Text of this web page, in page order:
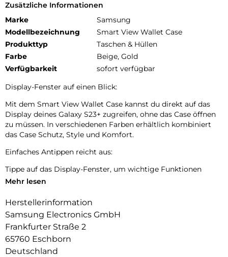
Zusätzliche Informationen
Marke
Samsung
Modellbezeichnung
Smart View Wallet Case
Produkttyp
Taschen & Hüllen
Farbe
Beige, Gold
Verfügbarkeit
sofort verfügbar
Display-Fenster auf einen Blick:
Mit dem Smart View Wallet Case kannst du direkt auf das
Display deines Galaxy S23+ zugreifen, ohne das Case öffnen
zu müssen. In verschiedenen Farben erhältlich kombiniert
das Case Schutz, Style und Komfort.
Einfaches Antippen reicht aus:
Tippe auf das Display-Fenster, um wichtige Funktionen
schnell bedienen zu können, z.B. um einen Anruf
geschlossen ist.
Mit deinem Smartphone Wichtiges gut aufbewahren:
Stecke deine häufig genutzte Karte einfach in dein Smart
View Wallet Case, damit sie griffbereit und gut verstaut ist.
Mehr lesen
Herstellerinformation
Samsung Electronics GmbH
Frankfurter Straße 2
65760 Eschborn
Deutschland